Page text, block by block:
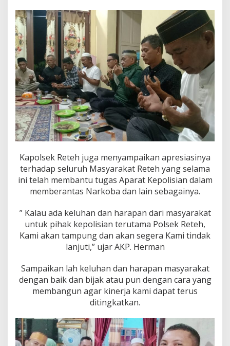
Kapolsek Reteh juga menyampaikan apresiasinya
terhadap seluruh Masyarakat Reteh yang selama
ini telah membantu tugas Aparat Kepolisian dalam
memberantas Narkoba dan lain sebagainya.
” Kalau ada keluhan dan harapan dari masyarakat
untuk pihak kepolisian terutama Polsek Reteh,
Kami akan tampung dan akan segera Kami tindak
lanjuti,” ujar AKP. Herman
Sampaikan lah keluhan dan harapan masyarakat
dengan baik dan bijak atau pun dengan cara yang
membangun agar kinerja kami dapat terus
ditingkatkan.